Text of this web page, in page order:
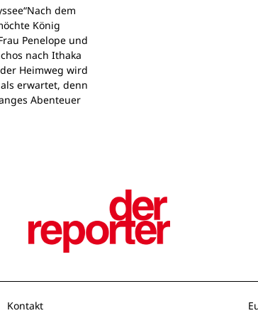
dem
König
Penelope und
nach Ithaka
Heimweg wird
erwartet, denn
Abenteuer
Kontakt